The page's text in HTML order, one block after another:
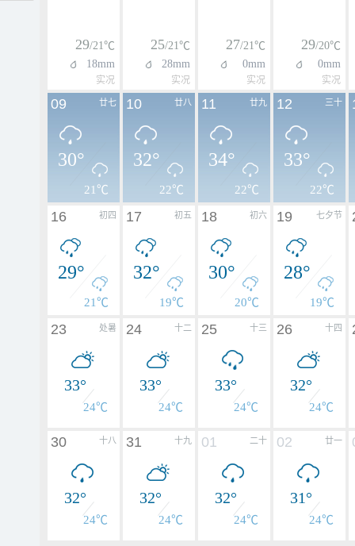
29/21℃
18mm
实况
25/21℃
28mm
实况
27/21℃
0mm
实况
29/20℃
0mm
实况
廿七
09
30°
21℃
廿八
10
32°
22℃
廿九
11
34°
22℃
三十
12
33°
22℃
初四
16
29°
21℃
初五
17
32°
19℃
初六
18
30°
20℃
七夕节
19
28°
19℃
处暑
23
33°
24℃
十二
24
33°
24℃
十三
25
33°
24℃
十四
26
32°
24℃
十八
30
32°
24℃
十九
31
32°
24℃
二十
01
32°
24℃
廿一
02
31°
24℃